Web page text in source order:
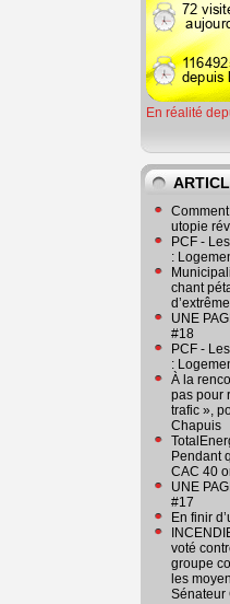
En réalité
utopie
PCF -
:
chant
UNE
#18
PCF -
:
À la
pas pour
trafic »,
Chapuis
Pendant
CAC 40
UNE
#17
En finir
voté
groupe
les
Sénateur